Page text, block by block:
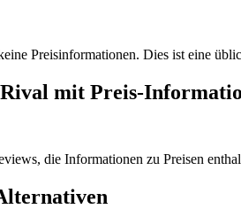
Preisinformationen. Dies ist eine
Rival mit Preis-
die Informationen zu Preisen